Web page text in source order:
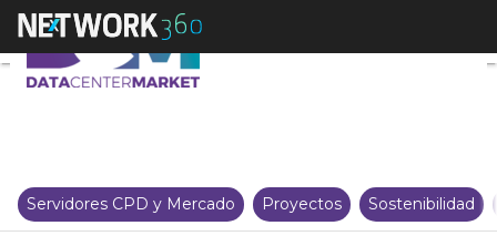
La falta de profesionales
Servidores CPD y Mercado Proyectos Sostenibilidad